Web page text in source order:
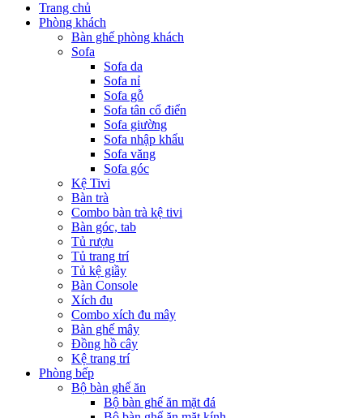
Trang chủ
Phòng khách
Bàn ghế phòng khách
Sofa
Sofa da
Sofa nỉ
Sofa gỗ
Sofa tân cổ điển
Sofa giường
Sofa nhập khẩu
Sofa văng
Sofa góc
Kệ Tivi
Bàn trà
Combo bàn trà kệ tivi
Bàn góc, tab
Tủ rượu
Tủ trang trí
Tủ kệ giầy
Bàn Console
Xích đu
Combo xích đu mây
Bàn ghế mây
Đồng hồ cây
Kệ trang trí
Phòng bếp
Bộ bàn ghế ăn
Bộ bàn ghế ăn mặt đá